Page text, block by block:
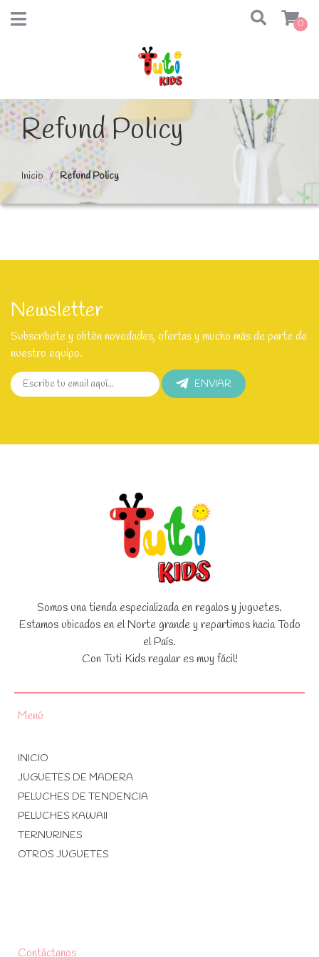
0
Refund Policy
Inicio Refund Policy
Newsletter
Subscríbete y obtén novedades, ofertas y mucho más de parte de
nuestro equipo.
ENVIAR
Somos una tienda especializada en regalos y juguetes.
Estamos ubicados en el Norte grande y repartimos hacia Todo
el País.
Con Tuti Kids regalar es muy fácil!
Menú
INICIO
JUGUETES DE MADERA
PELUCHES DE TENDENCIA
PELUCHES KAWAII
TERNURINES
OTROS JUGUETES
Contáctanos